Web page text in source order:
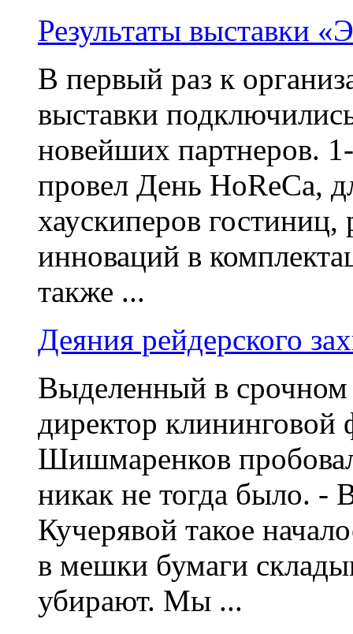
Результаты выставки
В первый раз к
выставки
новейших партнеров.
провел День HoReCa,
хаускиперов
инноваций в
также ...
Деяния рейдерского
Выделенный в срочном
директор
Шишмаренков
никак не тогда было. -
Кучерявой такое
в мешки бумаги
убирают. Мы ...